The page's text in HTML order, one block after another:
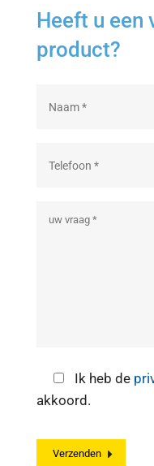
Heeft u een
product?
Ik heb de
akkoord.